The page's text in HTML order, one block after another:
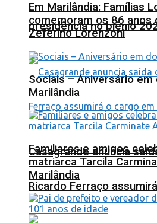
presidência no biênio
Casagrande anuncia
Ricardo Ferraço
Em Marilândia: Famílias
comemoram os 86 anos
Zeferino Lorenzoni
Sociais – Aniversário
Marilândia
Familiares e amigos
matriarca Tarcila
Marilândia